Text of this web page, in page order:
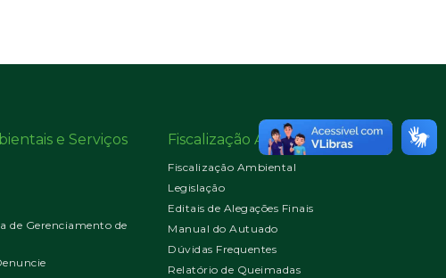
e Serviços
de Gerenciamento de
Fiscalização Ambiental
Fiscalização Ambiental
Legislação
Editais de Alegações Finais
Manual do Autuado
Dúvidas Frequentes
Relatório de Queimadas